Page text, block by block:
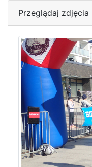
Przeglądaj zdjęcia